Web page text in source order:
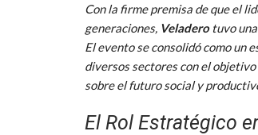
Con la firme premisa de que el
generaciones, Veladerotuvo
El evento se consolidó como un
diversos sectores con el
sobre el futuro social y
El Rol Estratégico